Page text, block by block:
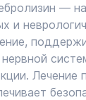
—
и
Лечение